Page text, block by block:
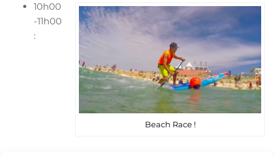
Beach Race !
10h00
-11h00
: